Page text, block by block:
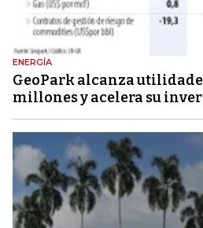
ENERGÍA
GeoPark alcanza
millones y acelera su